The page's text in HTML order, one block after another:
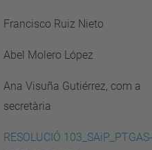
Francisco Ruiz Nieto
Abel Molero López
Ana Visuña Gutiérrez, com a
secretària
RESOLUCIÓ 103_SAiP_PTGAS-